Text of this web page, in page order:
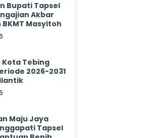
Bupati Tapsel
Akbar
Masyitoh
Kota Tebing
2026-2031
Maju Jaya
Tapsel